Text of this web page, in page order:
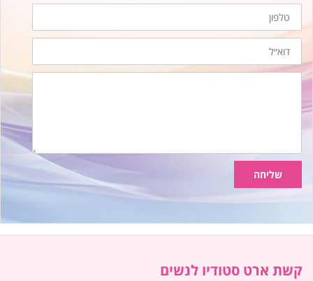
טלפון
דוא״ל
הודעה
שליחה
קשת ארט סטודיו לנשים